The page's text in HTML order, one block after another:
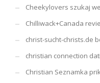
Cheekylovers szukaj
Chilliwack+Canada
christ-sucht-christs.de
christian connection
Christian Seznamka